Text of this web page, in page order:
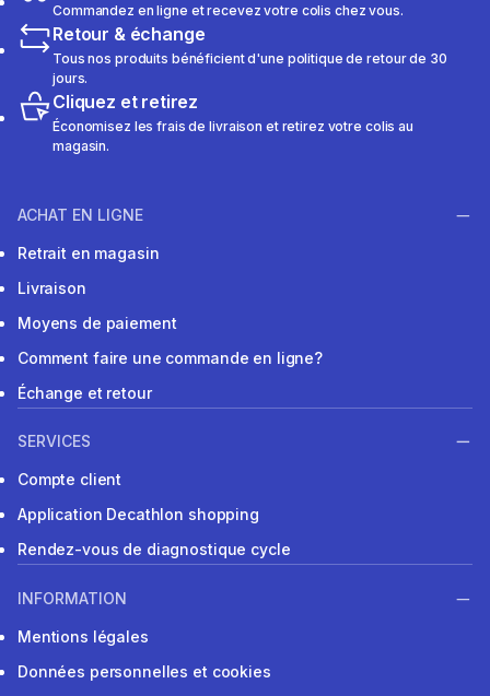
Commandez en ligne et recevez votre colis chez vous.
Retour & échange
Tous nos produits bénéficient d'une politique de retour de 30
jours.
Cliquez et retirez
Économisez les frais de livraison et retirez votre colis au
magasin.
ACHAT EN LIGNE
Retrait en magasin
Livraison
Moyens de paiement
Comment faire une commande en ligne?
Échange et retour
SERVICES
Compte client
Application Decathlon shopping
Rendez-vous de diagnostique cycle
INFORMATION
Mentions légales
Données personnelles et cookies